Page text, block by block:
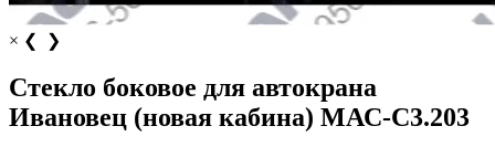
× ❮ ❯
Стекло боковое для автокрана
Ивановец (новая кабина) МАС-С3.203